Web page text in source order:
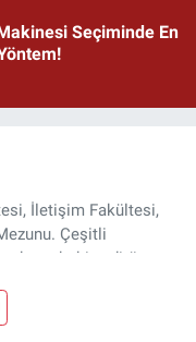
Seçiminde En
İletişim Fakültesi,
Çeşitli
muhabir, editör,
adlı haber
yürütmekte.